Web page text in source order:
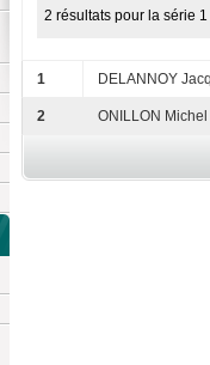
2 résultats pour la série 1
1 DELANNOY
2 ONILLON Michel